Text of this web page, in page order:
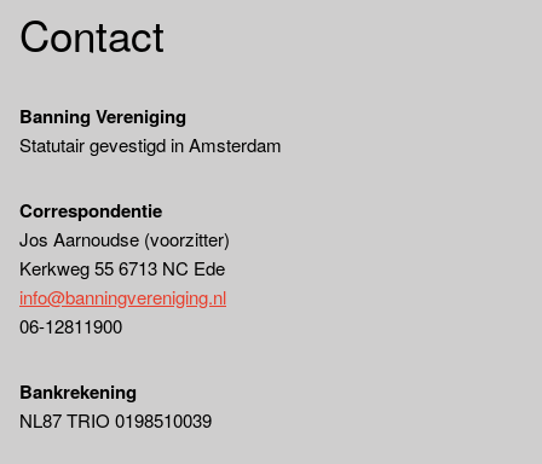
Contact
Banning Vereniging
Statutair gevestigd in Amsterdam
Correspondentie
Jos Aarnoudse (voorzitter)
Kerkweg 55 6713 NC Ede
info@banningvereniging.nl
06-12811900
Bankrekening
NL87 TRIO 0198510039